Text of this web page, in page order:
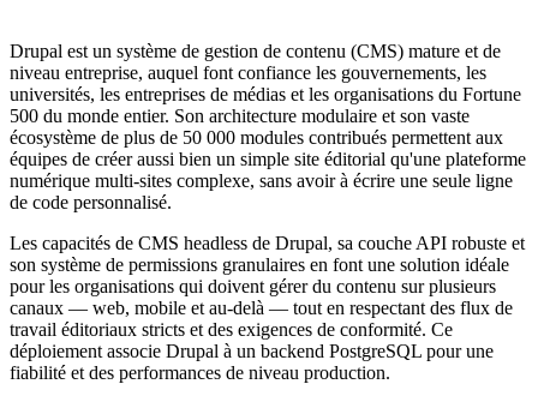
Drupal est un système de gestion de contenu (CMS) mature et de
niveau entreprise, auquel font confiance les gouvernements, les
universités, les entreprises de médias et les organisations du Fortune
500 du monde entier. Son architecture modulaire et son vaste
écosystème de plus de 50 000 modules contribués permettent aux
équipes de créer aussi bien un simple site éditorial qu'une plateforme
numérique multi-sites complexe, sans avoir à écrire une seule ligne
de code personnalisé.
Les capacités de CMS headless de Drupal, sa couche API robuste et
son système de permissions granulaires en font une solution idéale
pour les organisations qui doivent gérer du contenu sur plusieurs
canaux — web, mobile et au-delà — tout en respectant des flux de
travail éditoriaux stricts et des exigences de conformité. Ce
déploiement associe Drupal à un backend PostgreSQL pour une
fiabilité et des performances de niveau production.